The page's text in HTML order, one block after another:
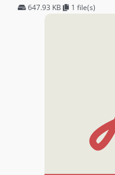
647.93 KB 1 file(s)